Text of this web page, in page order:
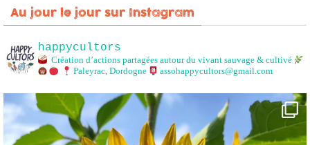
Au jour le jour sur Instagram
happycultors
Création d’actions partagées autour du vivant sauvage & cultivé
Paleyrac, Dordogne
assohappycultors@gmail.com